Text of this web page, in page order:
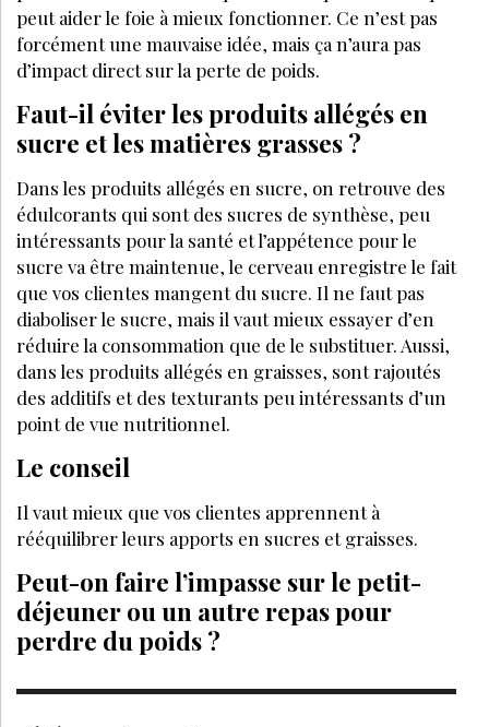
DIÉTÉTIQUE & NUTRITION FÉVRIER 2026
Telostim enrichit sa gamme avec un
complément pensé pour les cycles de vie
féminins